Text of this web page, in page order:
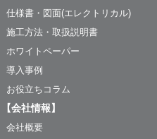
仕様書・図面(エレクトリカル)
施工方法・取扱説明書
ホワイトペーパー
導入事例
お役立ちコラム
【会社情報】
会社概要